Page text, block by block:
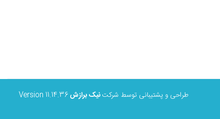
طراحی و پشتیبانی توسط شرکتنیک برازشVersion 11.14.36